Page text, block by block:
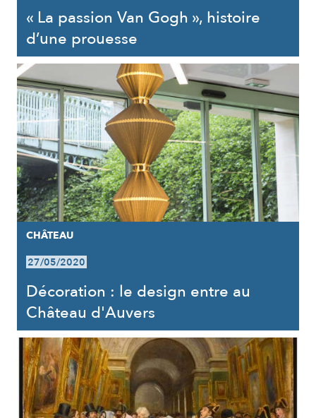
« La passion Van Gogh », histoire
d’une prouesse
CHÂTEAU
27/05/2020
Décoration : le design entre au
Château d'Auvers